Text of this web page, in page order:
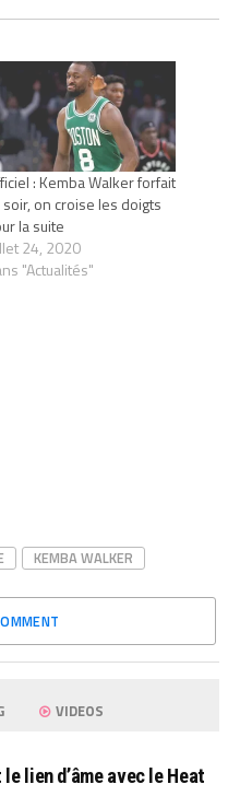
: Kemba Walker forfait
soir, on croise les doigts
la suite
24, 2020
"Actualités"
KEMBA WALKER
VIDEOS
lien d’âme avec le Heat